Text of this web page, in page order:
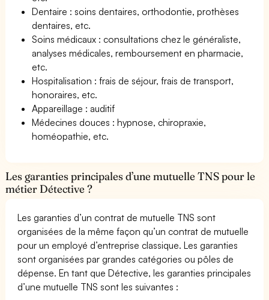
Dentaire : soins dentaires, orthodontie, prothèses
dentaires, etc.
Soins médicaux : consultations chez le généraliste,
analyses médicales, remboursement en pharmacie,
etc.
Hospitalisation : frais de séjour, frais de transport,
honoraires, etc.
Appareillage : auditif
Médecines douces : hypnose, chiropraxie,
homéopathie, etc.
Les garanties principales d’une mutuelle TNS pour le
métier Détective ?
Les garanties d’un contrat de mutuelle TNS sont
organisées de la même façon qu’un contrat de mutuelle
pour un employé d’entreprise classique. Les garanties
sont organisées par grandes catégories ou pôles de
dépense. En tant que Détective, les garanties principales
d’une mutuelle TNS sont les suivantes :